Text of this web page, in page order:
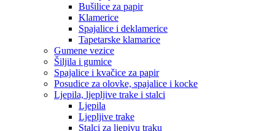
Bušilice za papir
Klamerice
Spajalice i deklamerice
Tapetarske klamarice
Gumene vezice
Šiljila i gumice
Spajalice i kvačice za papir
Posudice za olovke, spajalice i kocke
Ljepila, ljepljive trake i stalci
Ljepila
Ljepljive trake
Stalci za ljepivu traku